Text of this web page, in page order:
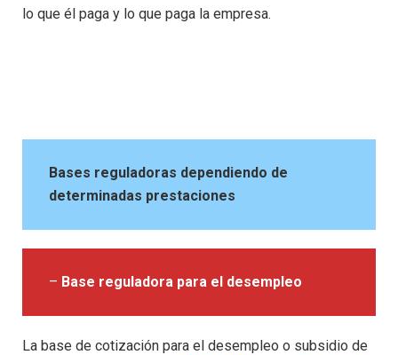
lo que él paga y lo que paga la empresa.
Bases reguladoras dependiendo de
determinadas prestaciones
– Base reguladora para el desempleo
La base de cotización para el desempleo o subsidio de